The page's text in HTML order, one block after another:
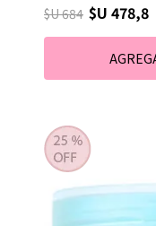
$U 684 $U 478,8